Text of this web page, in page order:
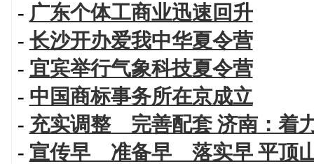
- 广东个体工商业迅速回升
- 长沙开办爱我中华夏令营
- 宜宾举行气象科技夏令营
- 中国商标事务所在京成立
- 充实调整 完善配套 济南：着
- 宣传早 准备早 落实早 平顶